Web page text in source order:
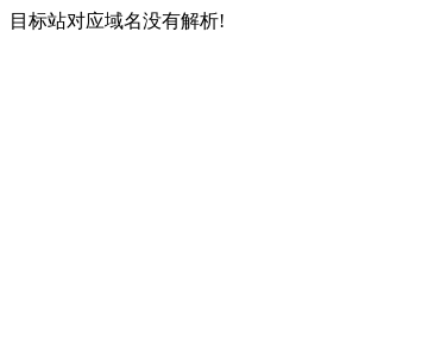
目标站对应域名没有解析!